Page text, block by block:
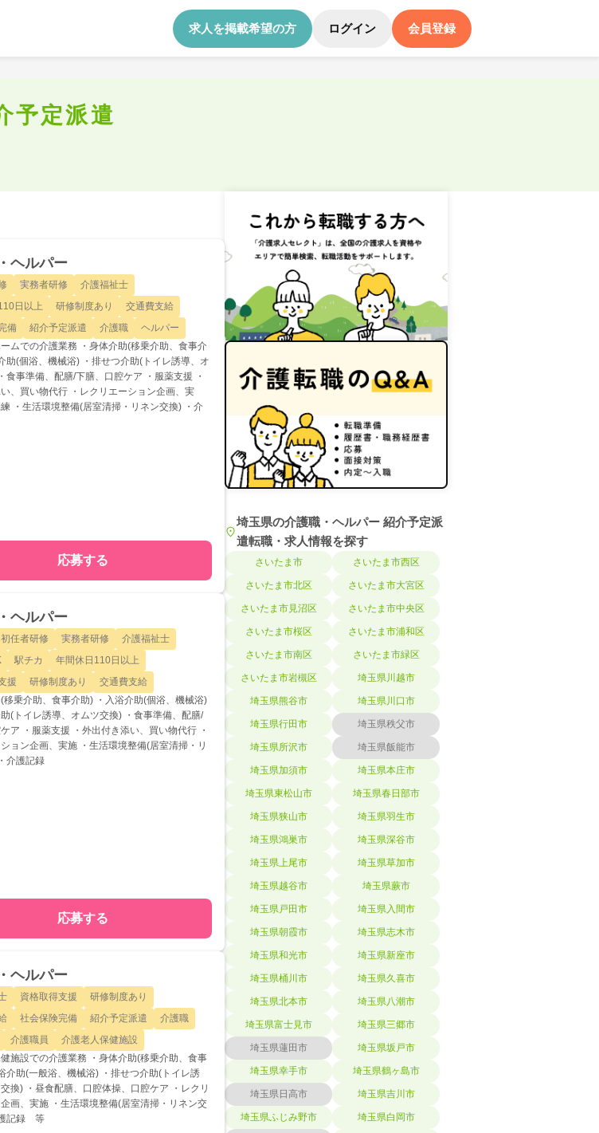
求人を掲載希望の方 ログイン 会員登録
予定派遣
ヘルパー
実務者研修
介護福祉士
日以上
研修制度あり
交通費支給
備
紹介予定派遣 介護職
ヘルパー
ムでの介護業務 ・身体介助(移乗介助、食事介
助(個浴、機械浴) ・排せつ介助(トイレ誘導、オ
食事準備、配膳/下膳、口腔ケア ・服薬支援 ・
、買い物代行 ・レクリエーション企画、実
・生活環境整備(居室清掃・リネン交換) ・介
応募する
ヘルパー
初任者研修 実務者研修
介護福祉士
駅チカ
年間休日110日以上
援
研修制度あり
交通費支給
(移乗介助、食事介助) ・入浴介助(個浴、機械浴)
助(トイレ誘導、オムツ交換) ・食事準備、配膳/
ア ・服薬支援 ・外出付き添い、買い物代行 ・
ョン企画、実施 ・生活環境整備(居室清掃・リ
介護記録
応募する
ヘルパー
資格取得支援
研修制度あり
社会保険完備 紹介予定派遣
介護職
介護職員
介護老人保健施設
施設での介護業務 ・身体介助(移乗介助、食事
介助(一般浴、機械浴) ・排せつ介助(トイレ誘
換) ・昼食配膳、口腔体操、口腔ケア ・レクリ
画、実施 ・生活環境整備(居室清掃・リネン交
記録 等
埼玉県の介護職・ヘルパー 紹介予定派
遣転職・求人情報を探す
さいたま市 さいたま市西区
さいたま市北区 さいたま市大宮区
さいたま市見沼区 さいたま市中央区
さいたま市桜区 さいたま市浦和区
さいたま市南区 さいたま市緑区
さいたま市岩槻区 埼玉県川越市
埼玉県熊谷市 埼玉県川口市
埼玉県行田市 埼玉県秩父市
埼玉県所沢市 埼玉県飯能市
埼玉県加須市 埼玉県本庄市
埼玉県東松山市 埼玉県春日部市
埼玉県狭山市 埼玉県羽生市
埼玉県鴻巣市 埼玉県深谷市
埼玉県上尾市 埼玉県草加市
埼玉県越谷市 埼玉県蕨市
埼玉県戸田市 埼玉県入間市
埼玉県朝霞市 埼玉県志木市
埼玉県和光市 埼玉県新座市
埼玉県桶川市 埼玉県久喜市
埼玉県北本市 埼玉県八潮市
埼玉県富士見市 埼玉県三郷市
埼玉県蓮田市 埼玉県坂戸市
埼玉県幸手市 埼玉県鶴ヶ島市
埼玉県日高市 埼玉県吉川市
埼玉県ふじみ野市 埼玉県白岡市